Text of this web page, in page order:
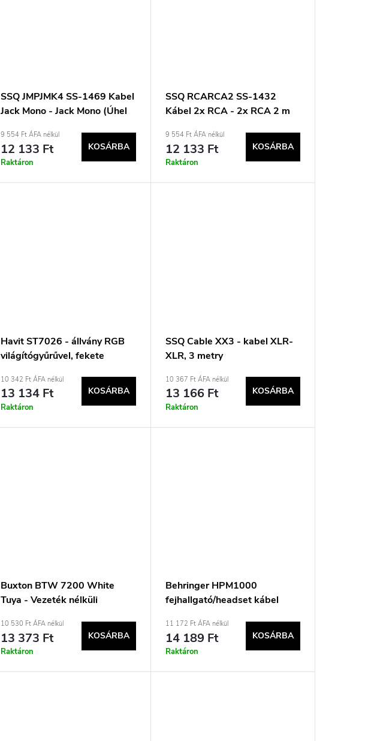
SSQ JMPJMK4 SS-1469 Kabel
Jack Mono - Jack Mono (Úhel
9 554 Ft ÁFA nélkül
12 133 Ft
Raktáron
KOSÁRBA
SSQ RCARCA2 SS-1432
Kábel 2x RCA - 2x RCA 2 m
9 554 Ft ÁFA nélkül
12 133 Ft
Raktáron
KOSÁRBA
Havit ST7026 - állvány RGB
világítógyűrűvel, fekete
10 342 Ft ÁFA nélkül
13 134 Ft
Raktáron
KOSÁRBA
SSQ Cable XX3 - kabel XLR-
XLR, 3 metry
10 367 Ft ÁFA nélkül
13 166 Ft
Raktáron
KOSÁRBA
Buxton BTW 7200 White
Tuya - Vezeték nélküli
10 530 Ft ÁFA nélkül
13 373 Ft
Raktáron
KOSÁRBA
Behringer HPM1000
fejhallgató/headset kábel
11 172 Ft ÁFA nélkül
14 189 Ft
Raktáron
KOSÁRBA